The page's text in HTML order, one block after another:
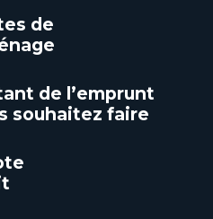
de
de l’emprunt
souhaitez faire